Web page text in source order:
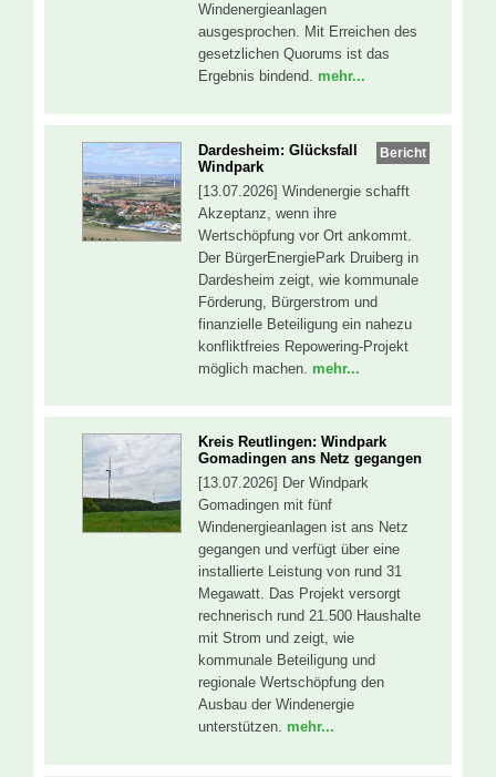
Windenergieanlagen
ausgesprochen. Mit Erreichen des
gesetzlichen Quorums ist das
Ergebnis bindend. mehr...
Bericht
Dardesheim: Glücksfall
Windpark
[13.07.2026] Windenergie schafft
Akzeptanz, wenn ihre
Wertschöpfung vor Ort ankommt.
Der BürgerEnergiePark Druiberg in
Dardesheim zeigt, wie kommunale
Förderung, Bürgerstrom und
finanzielle Beteiligung ein nahezu
konfliktfreies Repowering-Projekt
möglich machen. mehr...
Kreis Reutlingen: Windpark
Gomadingen ans Netz gegangen
[13.07.2026] Der Windpark
Gomadingen mit fünf
Windenergieanlagen ist ans Netz
gegangen und verfügt über eine
installierte Leistung von rund 31
Megawatt. Das Projekt versorgt
rechnerisch rund 21.500 Haushalte
mit Strom und zeigt, wie
kommunale Beteiligung und
regionale Wertschöpfung den
Ausbau der Windenergie
unterstützen. mehr...